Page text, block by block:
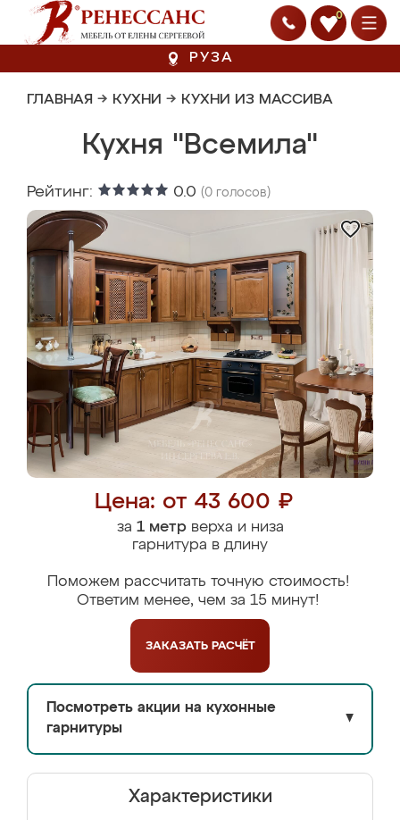
0
РУЗА
ГЛАВНАЯ → КУХНИ → КУХНИ ИЗ МАССИВА
Кухня "Всемила"
Рейтинг: 0.0 (0 голосов)
Цена: от 43 600 ₽
за 1 метрверха и низа
гарнитура в длину
Поможем рассчитать точную стоимость!
Ответим менее, чем за 15 минут!
ЗАКАЗАТЬ РАСЧЁТ
Посмотреть акции на кухонные
гарнитуры
▼
Характеристики